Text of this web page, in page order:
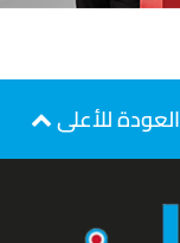
العودة للأعلى